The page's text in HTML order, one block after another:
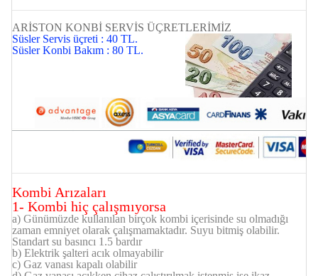
ARİSTON KONBİ SERVİS ÜÇRETLERİMİZ
Süsler Servis üçreti : 40 TL.
Süsler Konbi Bakım : 80 TL.
Kombi Arızaları
1- Kombi hiç çalışmıyorsa
a) Günümüzde kullanılan birçok kombi içerisinde su olmadığı
zaman emniyet olarak çalışmamaktadır. Suyu bitmiş olabilir.
Standart su basıncı 1.5 bardır
b) Elektrik şalteri acık olmayabilir
c) Gaz vanası kapalı olabilir